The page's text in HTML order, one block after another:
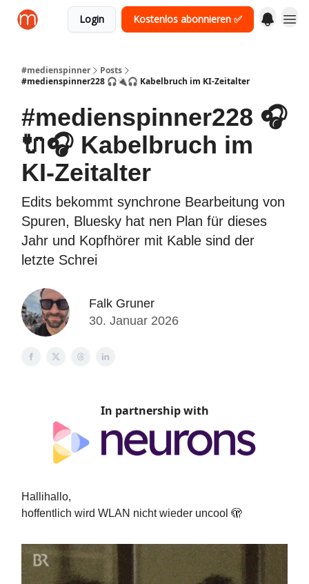
Login Kostenlos abonnieren ✅
#medienspinner
Posts
#medienspinner228 🎧🔌🎧 Kabelbruch im KI-Zeitalter
#medienspinner228 🎧
🔌🎧 Kabelbruch im
KI-Zeitalter
Edits bekommt synchrone Bearbeitung von
Spuren, Bluesky hat nen Plan für dieses
Jahr und Kopfhörer mit Kable sind der
letzte Schrei
Falk Gruner
30. Januar 2026
In partnership with
Hallihallo,
hoffentlich wird WLAN nicht wieder uncool 🫣